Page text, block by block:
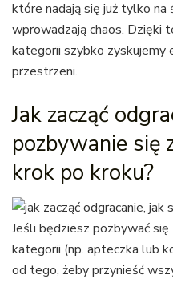
które nadają się już tylko
wprowadzają chaos. Dzięki
kategorii szybko zyskujemy
przestrzeni.
Jak zacząć
pozbywanie się
krok po kroku?
Jeśli będziesz pozbywać
kategorii (np. apteczka lub
od tego, żeby przynieść